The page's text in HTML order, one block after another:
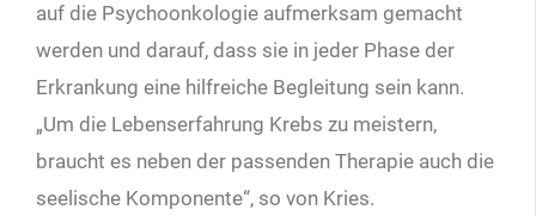
auf die Psychoonkologie aufmerksam gemacht
werden und darauf, dass sie in jeder Phase der
Erkrankung eine hilfreiche Begleitung sein kann.
„Um die Lebenserfahrung Krebs zu meistern,
braucht es neben der passenden Therapie auch die
seelische Komponente“, so von Kries.